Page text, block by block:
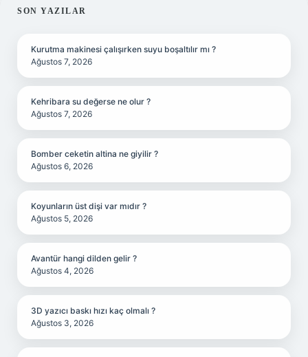
SIDEBAR
SON YAZILAR
Kurutma makinesi çalışırken suyu boşaltılır mı ?
Ağustos 7, 2026
Kehribara su değerse ne olur ?
Ağustos 7, 2026
Bomber ceketin altina ne giyilir ?
Ağustos 6, 2026
Koyunların üst dişi var mıdır ?
Ağustos 5, 2026
Avantür hangi dilden gelir ?
Ağustos 4, 2026
3D yazıcı baskı hızı kaç olmalı ?
Ağustos 3, 2026